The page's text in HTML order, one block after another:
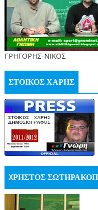
ΓΡΗΓΟΡΗΣ-ΝΙΚΟΣ
ΣΤΟΙΚΟΣ ΧΑΡΗΣ
XΡΗΣΤΟΣ